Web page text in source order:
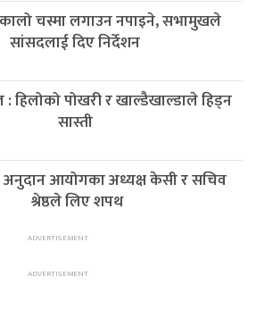
चस्मा लगाउन नपाइने, सभामुखले
सांसदलाई दिए निर्देशन
हिलोको पोखरी र खाल्डैखाल्डाले हिड्न
सास्ती
अनुदान आयोगका अध्यक्ष केसी र सचिव
श्रेष्ठले लिए शपथ